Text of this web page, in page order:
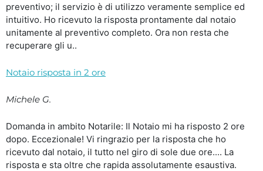
preventivo; il servizio è di utilizzo veramente semplice ed
intuitivo. Ho ricevuto la risposta prontamente dal notaio
unitamente al preventivo completo. Ora non resta che
recuperare gli u..
Notaio risposta in 2 ore
Michele G.
Domanda in ambito Notarile: Il Notaio mi ha risposto 2 ore
dopo. Eccezionale! Vi ringrazio per la risposta che ho
ricevuto dal notaio, il tutto nel giro di sole due ore.... La
risposta e sta oltre che rapida assolutamente esaustiva.